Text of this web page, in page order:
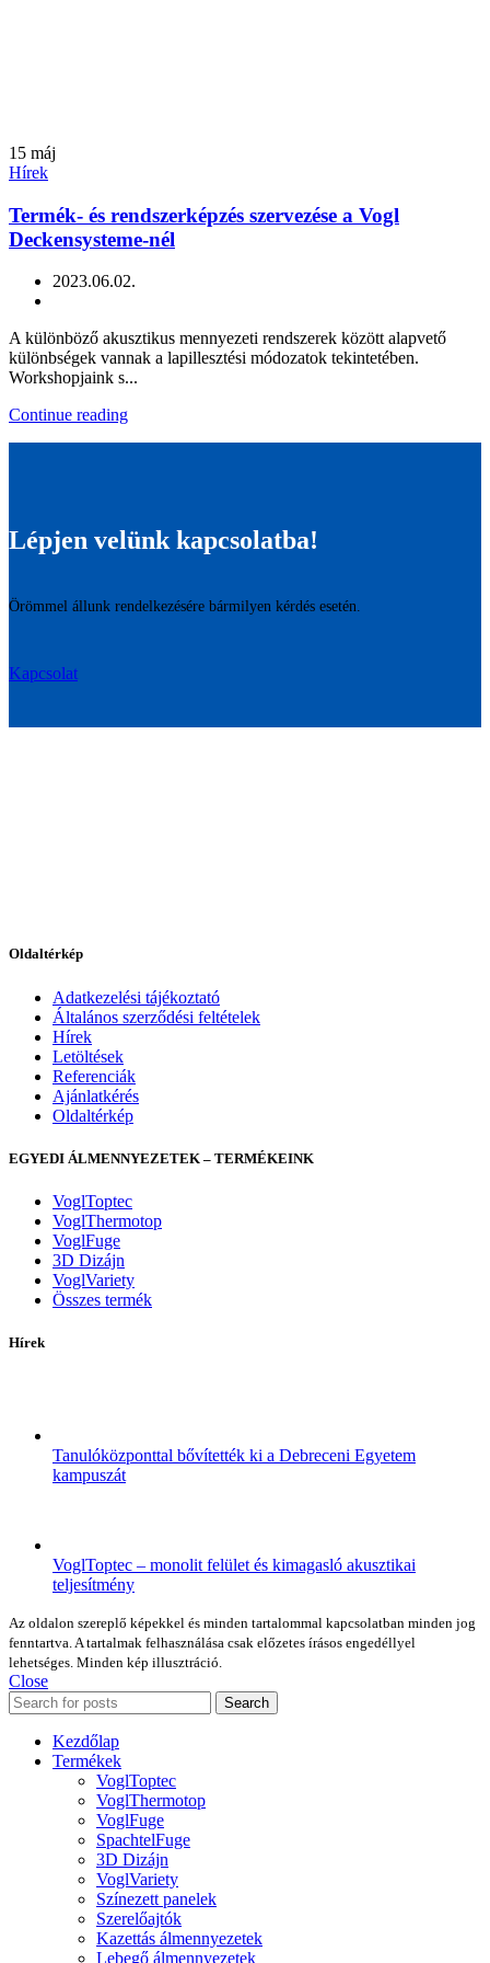
15 máj
Hírek
Termék- és rendszerképzés szervezése a Vogl
Deckensysteme-nél
2023.06.02.
A különböző akusztikus mennyezeti rendszerek között alapvető
különbségek vannak a lapillesztési módozatok tekintetében.
Workshopjaink s...
Continue reading
Lépjen velünk kapcsolatba!
Örömmel állunk rendelkezésére bármilyen kérdés esetén.
Kapcsolat
Oldaltérkép
Adatkezelési tájékoztató
Általános szerződési feltételek
Hírek
Letöltések
Referenciák
Ajánlatkérés
Oldaltérkép
EGYEDI ÁLMENNYEZETEK – TERMÉKEINK
VoglToptec
VoglThermotop
VoglFuge
3D Dizájn
VoglVariety
Összes termék
Hírek
Tanulóközponttal bővítették ki a Debreceni Egyetem
kampuszát
VoglToptec – monolit felület és kimagasló akusztikai
teljesítmény
Az oldalon szereplő képekkel és minden tartalommal kapcsolatban minden jog
fenntartva. A tartalmak felhasználása csak előzetes írásos engedéllyel
lehetséges. Minden kép illusztráció.
Close
Search
Kezdőlap
Termékek
VoglToptec
VoglThermotop
VoglFuge
SpachtelFuge
3D Dizájn
VoglVariety
Színezett panelek
Szerelőajtók
Kazettás álmennyezetek
Lebegő álmennyezetek